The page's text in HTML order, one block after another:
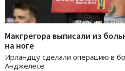
Макгрегора выписали из
на ноге
Ирландцу сделали операцию в
Анджелесе.